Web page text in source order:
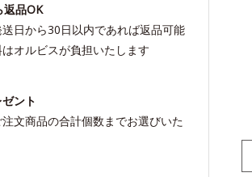
返品OK
日から30日以内であれば返品可能
オルビスが負担いたします
ント
文商品の合計個数までお選びいた